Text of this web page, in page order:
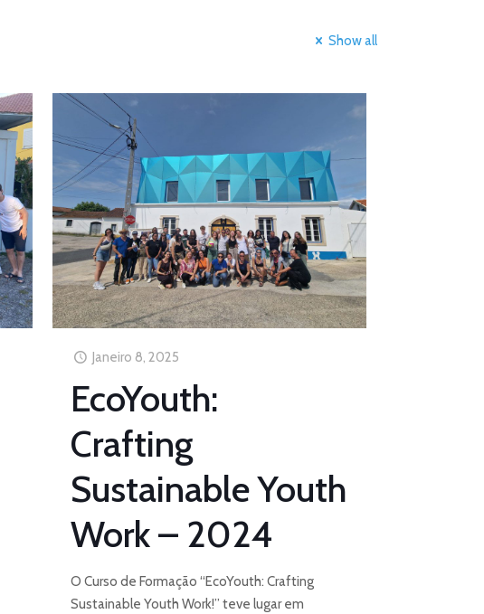
Show all
Janeiro 8, 2025
EcoYouth:
Crafting
Sustainable Youth
Work – 2024
O Curso de Formação “EcoYouth: Crafting
Sustainable Youth Work!” teve lugar em